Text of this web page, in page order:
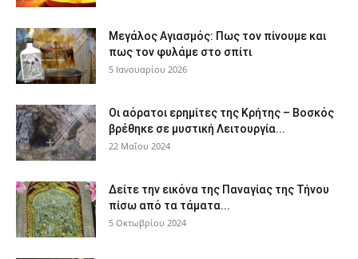
Μεγάλος Αγιασμός: Πως τον πίνουμε και
πως τον φυλάμε στο σπίτι
5 Ιανουαρίου 2026
Οι αόρατοι ερημίτες της Κρήτης – Βοσκός
βρέθηκε σε μυστική Λειτουργία...
22 Μαΐου 2024
Δείτε την εικόνα της Παναγίας της Τήνου
πίσω από τα τάματα...
5 Οκτωβρίου 2024